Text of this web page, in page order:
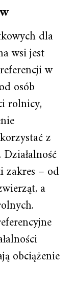
dla
wsi jest
w
osób
rolnicy,
z
zakres – od
a
obciążenie